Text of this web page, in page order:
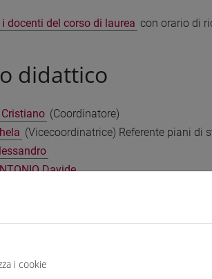
docenti del corso di laurea con orario di
didattico
Cristiano (Coordinatore)
(Vicecoordinatrice) Referente piani di
Davide
AlessandraReferente piani di studio
i cookie